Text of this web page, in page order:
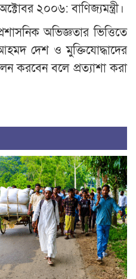
২০০৬: বাণিজ্যমন্ত্রী।
অভিজ্ঞতার ভিত্তিতে
দেশ ও মুক্তিযোদ্ধাদের
করবেন বলে প্রত্যাশা করা